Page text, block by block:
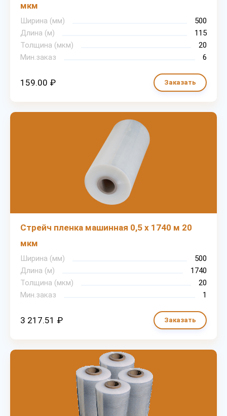
мкм
Ширина (мм)
500
Длина (м)
115
Толщина (мкм)
20
Мин.заказ
6
159.00 ₽ Заказать
Стрейч пленка машинная 0,5 х 1740 м 20
мкм
Ширина (мм)
500
Длина (м)
1740
Толщина (мкм)
20
Мин.заказ
1
3 217.51 ₽ Заказать